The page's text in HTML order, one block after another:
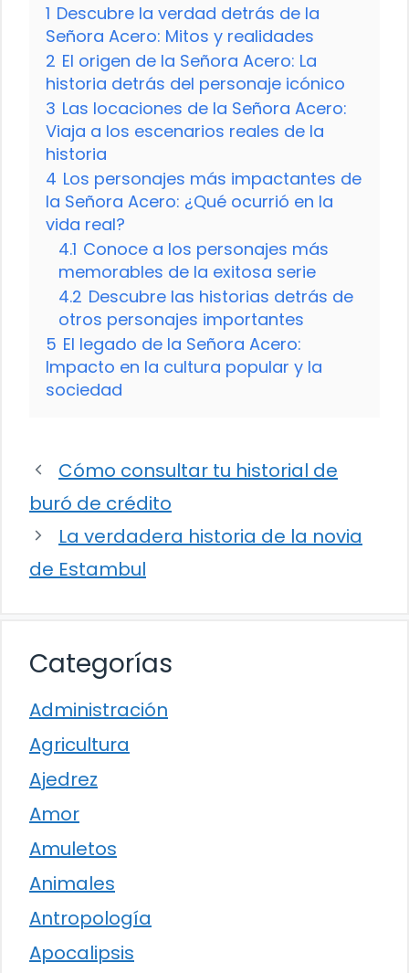
1 Descubre la verdad detrás de la
Señora Acero: Mitos y realidades
2 El origen de la Señora Acero: La
historia detrás del personaje icónico
3 Las locaciones de la Señora Acero:
Viaja a los escenarios reales de la
historia
4 Los personajes más impactantes de
la Señora Acero: ¿Qué ocurrió en la
vida real?
4.1 Conoce a los personajes más
memorables de la exitosa serie
4.2 Descubre las historias detrás de
otros personajes importantes
5 El legado de la Señora Acero:
Impacto en la cultura popular y la
sociedad
Cómo consultar tu historial de
buró de crédito
La verdadera historia de la novia
de Estambul
Categorías
Administración
Agricultura
Ajedrez
Amor
Amuletos
Animales
Antropología
Apocalipsis